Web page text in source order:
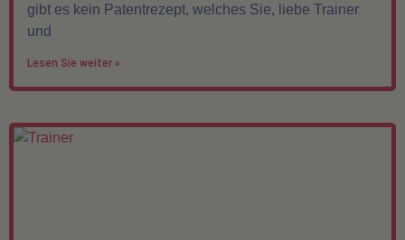
gibt es kein Patentrezept, welches Sie, liebe Trainer
und
Lesen Sie weiter »